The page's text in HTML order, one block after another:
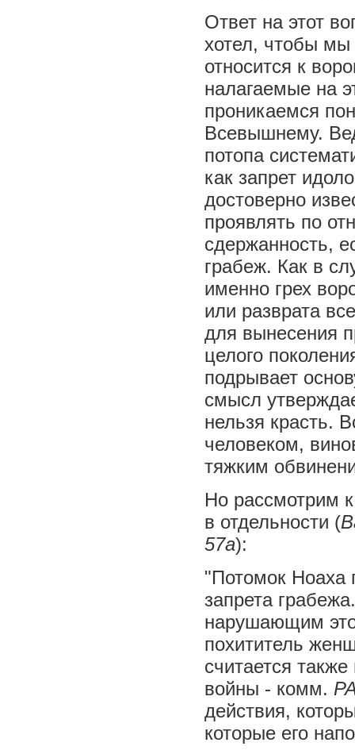
Ответ на этот
хотел, чтобы мы
относится к
налагаемые на
проникаемся
Всевышнему.
потопа
как запрет
достоверно
проявлять по
сдержанность,
грабеж. Как в
именно грех
или разврата
для вынесения
целого
подрывает
смысл
нельзя красть.
человеком,
тяжким
Но рассмотрим
в отдельности (
57а):
"Потомок Ноаха
запрета
нарушающим
похититель
считается
войны - комм.
действия,
которые его